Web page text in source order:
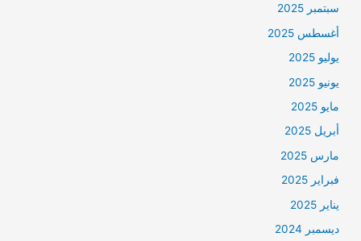
سبتمبر 2025
أغسطس 2025
يوليو 2025
يونيو 2025
مايو 2025
أبريل 2025
مارس 2025
فبراير 2025
يناير 2025
ديسمبر 2024